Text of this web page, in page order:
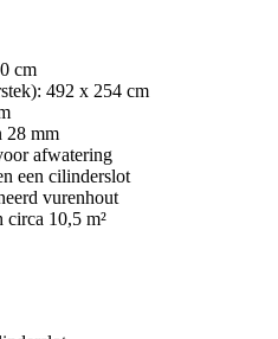
cm
492 x 254 cm
28 mm
afwatering
een cilinderslot
vurenhout
circa 10,5 m²